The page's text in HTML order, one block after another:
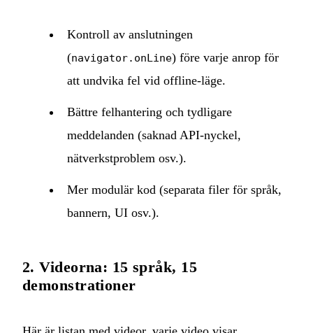
Kontroll av anslutningen
(navigator.onLine) före varje anrop för
att undvika fel vid offline‑läge.
Bättre felhantering och tydligare
meddelanden (saknad API‑nyckel,
nätverkstproblem osv.).
Mer modulär kod (separata filer för språk,
bannern, UI osv.).
2. Videorna: 15 språk, 15
demonstrationer